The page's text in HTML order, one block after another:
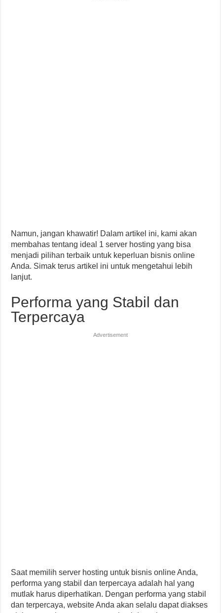
Namun, jangan khawatir! Dalam artikel ini, kami akan
membahas tentang ideal 1 server hosting yang bisa
menjadi pilihan terbaik untuk keperluan bisnis online
Anda. Simak terus artikel ini untuk mengetahui lebih
lanjut.
Performa yang Stabil dan
Terpercaya
Advertisement
Saat memilih server hosting untuk bisnis online Anda,
performa yang stabil dan terpercaya adalah hal yang
mutlak harus diperhatikan. Dengan performa yang stabil
dan terpercaya, website Anda akan selalu dapat diakses